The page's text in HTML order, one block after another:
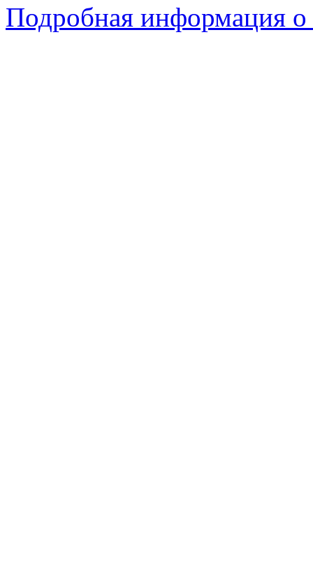
Подробная информация о